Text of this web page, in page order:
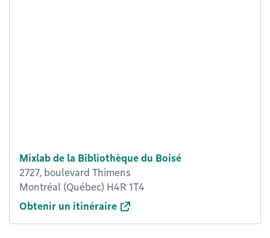
Mixlab de la Bibliothèque du Boisé
2727, boulevard Thimens
Montréal (Québec) H4R 1T4
Obtenir un itinéraire